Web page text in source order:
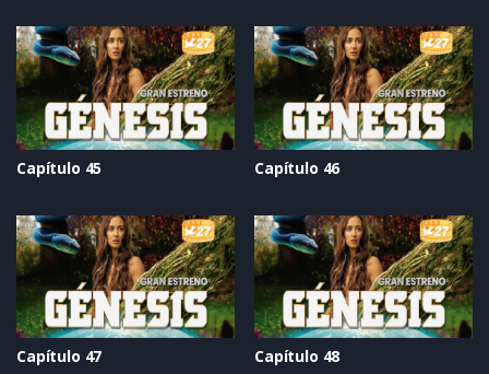
Capítulo 45 Capítulo 46
Capítulo 47 Capítulo 48